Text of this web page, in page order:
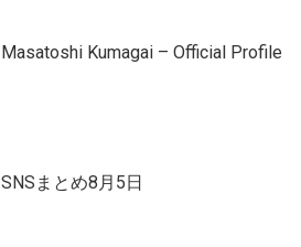
Masatoshi Kumagai – Official Profile
SNSまとめ8月5日